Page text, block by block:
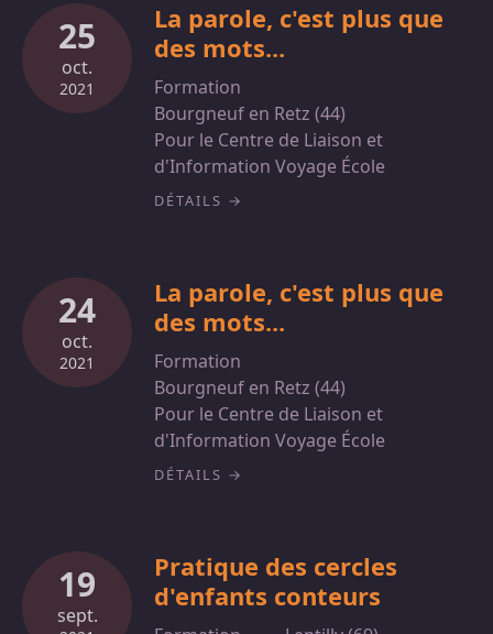
25
oct.
2021
La parole, c'est plus que
des mots...
Formation
Bourgneuf en Retz (44)
Pour le Centre de Liaison et
d'Information Voyage École
DÉTAILS
24
oct.
2021
La parole, c'est plus que
des mots...
Formation
Bourgneuf en Retz (44)
Pour le Centre de Liaison et
d'Information Voyage École
DÉTAILS
19
sept.
Pratique des cercles
d'enfants conteurs